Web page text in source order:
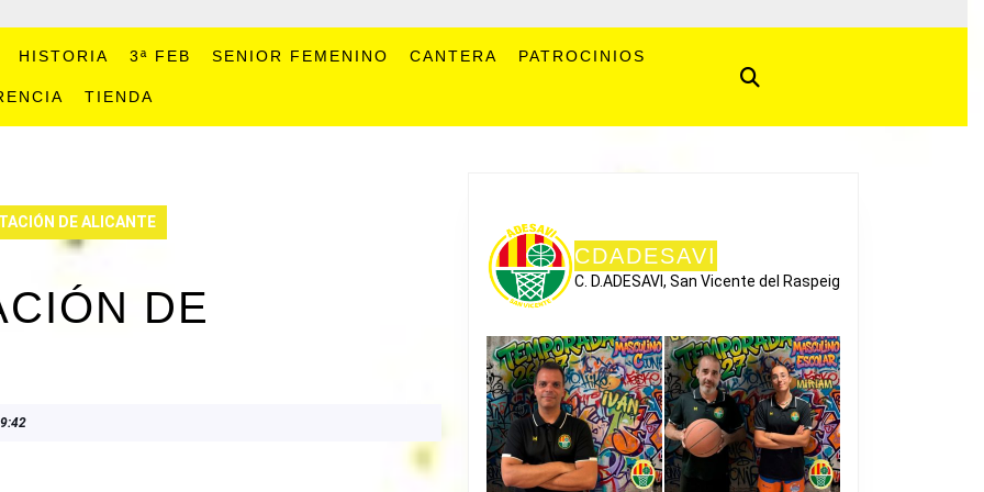
HISTORIA 3ª FEB SENIOR FEMENINO CANTERA PATROCINIOS
TIENDA
DE ALICANTE
DE
CDADESAVI
C. D.ADESAVI, San Vicente del Raspeig